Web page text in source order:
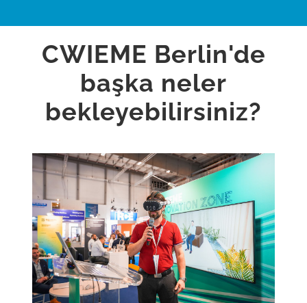
CWIEME Berlin'de
başka neler
bekleyebilirsiniz?